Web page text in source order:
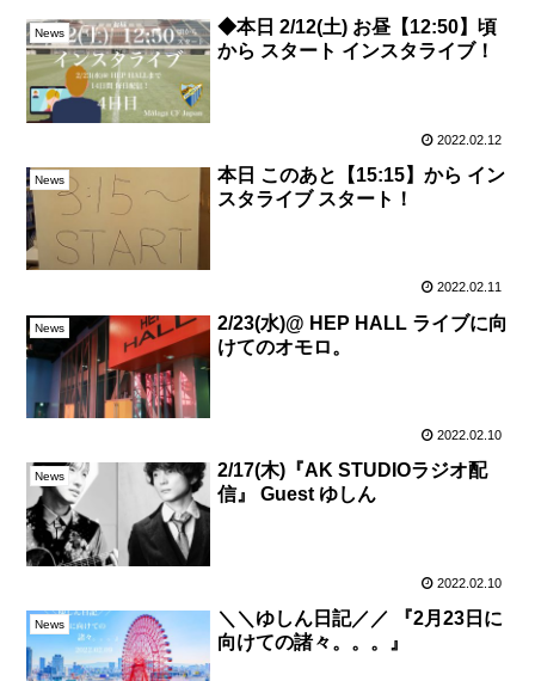
News
◆本日 2/12(土) お昼【12:50】頃
から スタート インスタライブ！
2022.02.12
News
本日 このあと【15:15】から イン
スタライブ スタート！
2022.02.11
News
2/23(水)@ HEP HALL ライブに向
けてのオモロ。
2022.02.10
News
2/17(木)『AK STUDIOラジオ配
信』 Guest ゆしん
2022.02.10
News
＼＼ゆしん日記／／ 『2月23日に
向けての諸々。。。』